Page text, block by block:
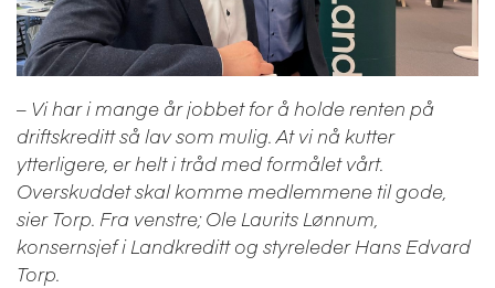
– Vi har i mange år jobbet for å holde renten på
driftskreditt så lav som mulig. At vi nå kutter
ytterligere, er helt i tråd med formålet vårt.
Overskuddet skal komme medlemmene til gode,
sier Torp. Fra venstre; Ole Laurits Lønnum,
konsernsjef i Landkreditt og styreleder Hans Edvard
Torp.